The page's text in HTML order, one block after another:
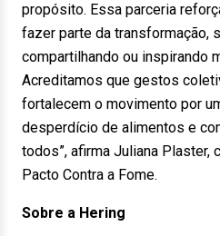
propósito. Essa parceria
fazer parte da transformação,
compartilhando ou inspirando
Acreditamos que gestos
fortalecem o movimento por
desperdício de alimentos e
todos”, afirma Juliana Plaster,
Pacto Contra a Fome.
Sobre a Hering